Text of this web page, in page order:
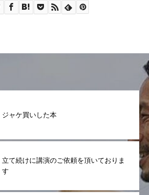
ジャケ買いした本
立て続けに講演のご依頼を頂いておりま
す